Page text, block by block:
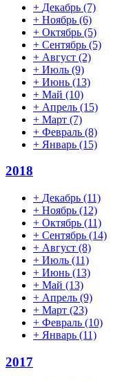
+ Декабрь (7)
+ Ноябрь (6)
+ Октябрь (5)
+ Сентябрь (5)
+ Август (2)
+ Июль (9)
+ Июнь (13)
+ Май (10)
+ Апрель (15)
+ Март (7)
+ Февраль (8)
+ Январь (15)
2018
+ Декабрь (11)
+ Ноябрь (12)
+ Октябрь (11)
+ Сентябрь (14)
+ Август (8)
+ Июль (11)
+ Июнь (13)
+ Май (13)
+ Апрель (9)
+ Март (23)
+ Февраль (10)
+ Январь (11)
2017